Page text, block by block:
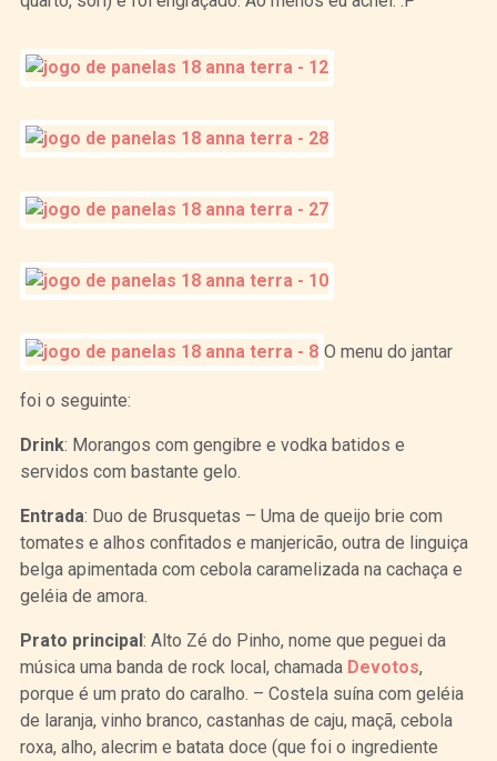
O menu do jantar
foi o seguinte:
Drink: Morangos com gengibre e vodka batidos e
servidos com bastante gelo.
Entrada: Duo de Brusquetas – Uma de queijo brie com
tomates e alhos confitados e manjericão, outra de linguiça
belga apimentada com cebola caramelizada na cachaça e
geléia de amora.
Prato principal: Alto Zé do Pinho, nome que peguei da
música uma banda de rock local, chamada Devotos,
porque é um prato do caralho. – Costela suína com geléia
de laranja, vinho branco, castanhas de caju, maçã, cebola
roxa, alho, alecrim e batata doce (que foi o ingrediente